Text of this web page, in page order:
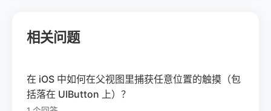
相关问题
在 iOS 中如何在父视图里捕获任意位置的触摸（包
括落在 UIButton 上）？